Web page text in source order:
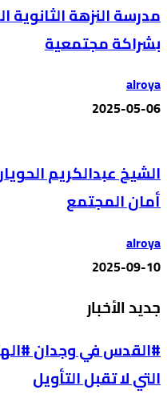
مدرسة النزهة
بشراكة مجتمعية
alroya
2025-05-06
الشيخ عبدالكريم
أمان المجتمع
alroya
2025-09-10
جديد الأخبار
#القدس في وجدان
التي لا تقبل التأويل